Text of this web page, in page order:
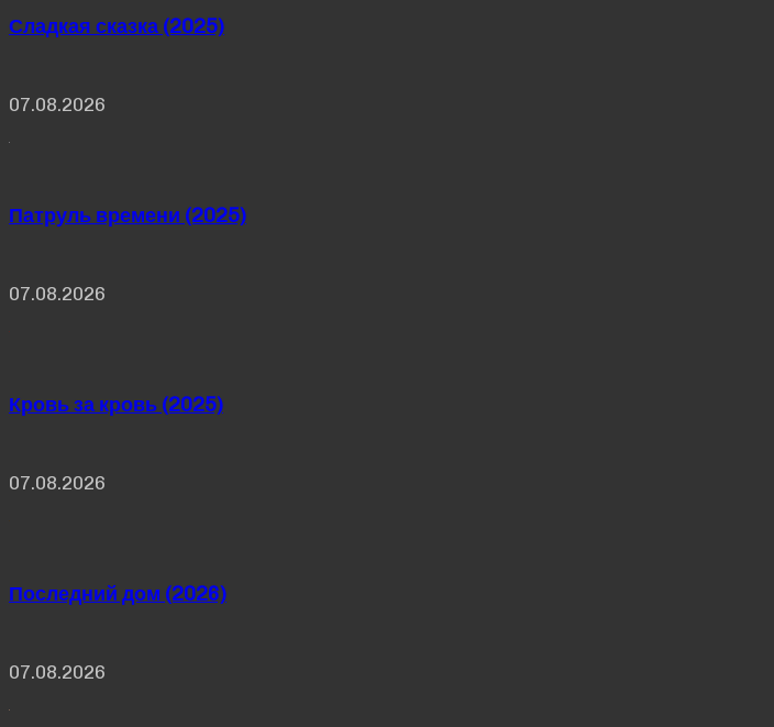
Сладкая сказка (2025)
07.08.2026
Патруль времени (2025)
07.08.2026
Кровь за кровь (2025)
07.08.2026
Последний дом (2026)
07.08.2026